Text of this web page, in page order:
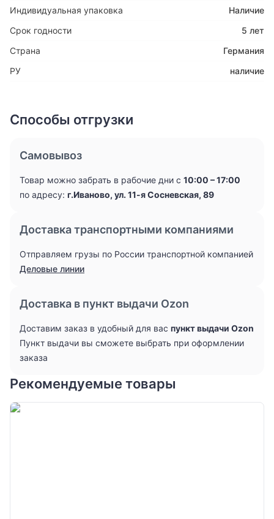
Индивидуальная упаковка
Наличие
Срок годности
5 лет
Страна
Германия
РУ
наличие
Способы отгрузки
Самовывоз
Товар можно забрать в рабочие дни с 10:00 – 17:00
по адресу: г.Иваново, ул. 11-я Сосневская, 89
Доставка транспортными компаниями
Отправляем грузы по России транспортной компанией
Деловые линии
Доставка в пункт выдачи Ozon
Доставим заказ в удобный для вас пункт выдачи Ozon
Пункт выдачи вы сможете выбрать при оформлении
заказа
Рекомендуемые товары